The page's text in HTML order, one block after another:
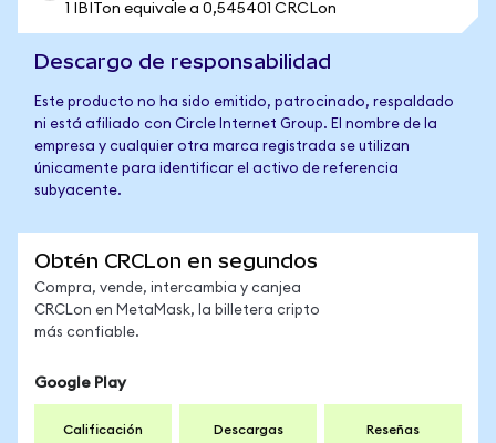
1 IBITon equivale a 0,545401 CRCLon
Descargo de responsabilidad
Este producto no ha sido emitido, patrocinado, respaldado
ni está afiliado con Circle Internet Group. El nombre de la
empresa y cualquier otra marca registrada se utilizan
únicamente para identificar el activo de referencia
subyacente.
Obtén CRCLon en segundos
Compra, vende, intercambia y canjea
CRCLon en MetaMask, la billetera cripto
más confiable.
Google Play
Calificación Descargas Reseñas